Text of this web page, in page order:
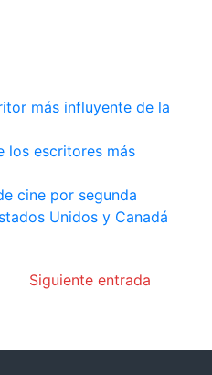
Siguiente entrada